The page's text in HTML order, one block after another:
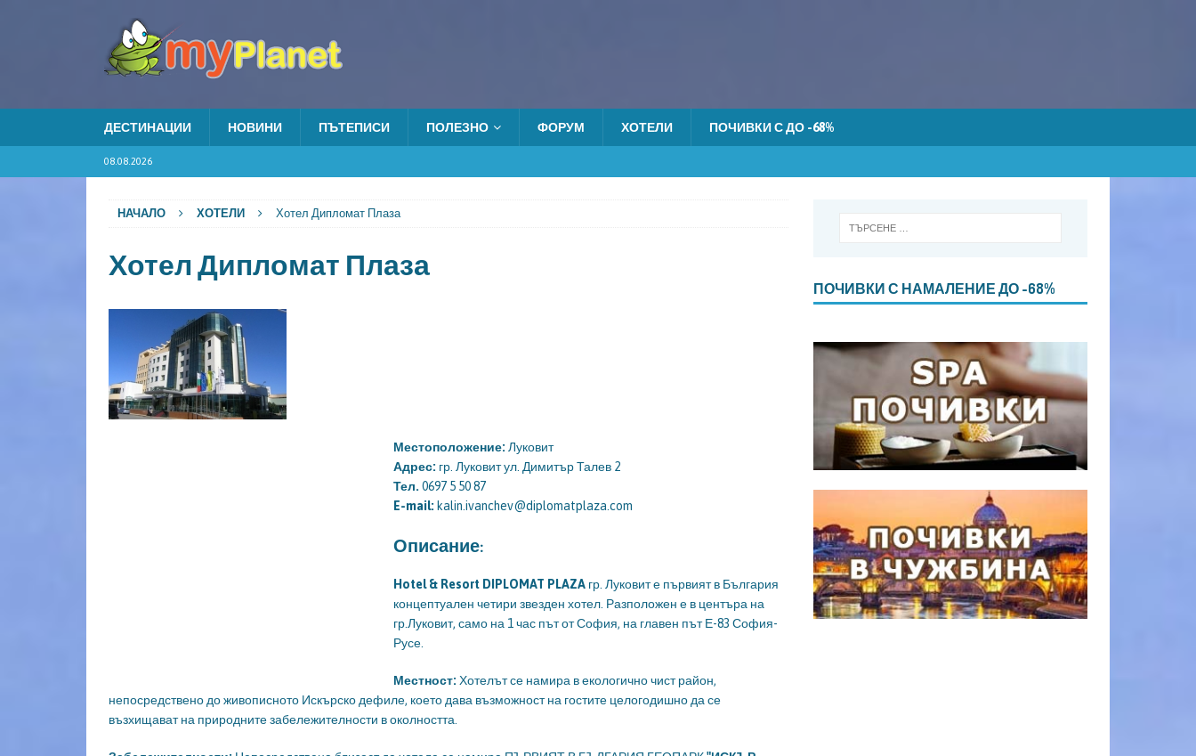
ДЕСТИНАЦИИ НОВИНИ ПЪТЕПИСИ ПОЛЕЗНО ФОРУМ ХОТЕЛИ ПОЧИВКИ С ДО -68%
08.08.2026
НАЧАЛО ХОТЕЛИ Хотел Дипломат Плаза
Хотел Дипломат Плаза
Местоположение: Луковит
Адрес: гр. Луковит ул. Димитър Талев 2
Тел. 0697 5 50 87
E-mail: kalin.ivanchev@diplomatplaza.com
Описание:
Hotel & Resort DIPLOMAT PLAZA гр. Луковит е първият в България
концептуален четири звезден хотел. Разположен е в центъра на
гр.Луковит, само на 1 час път от София, на главен път Е-83 София-
Русе.
Местност: Хотелът се намира в екологично чист район,
непосредствено до живописното Искърско дефиле, което дава възможност на гостите целогодишно да се
възхищават на природните забележителности в околността.
ПОЧИВКИ С НАМАЛЕНИЕ ДО -68%